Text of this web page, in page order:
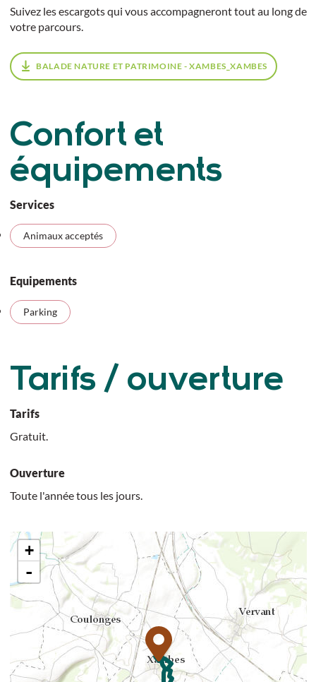
Suivez les escargots qui vous accompagneront tout au long de
votre parcours.
BALADE NATURE ET PATRIMOINE - XAMBES_XAMBES
Confort et
équipements
Services
Animaux acceptés
Equipements
Parking
Tarifs / ouverture
Tarifs
Gratuit.
Ouverture
Toute l'année tous les jours.
+
-